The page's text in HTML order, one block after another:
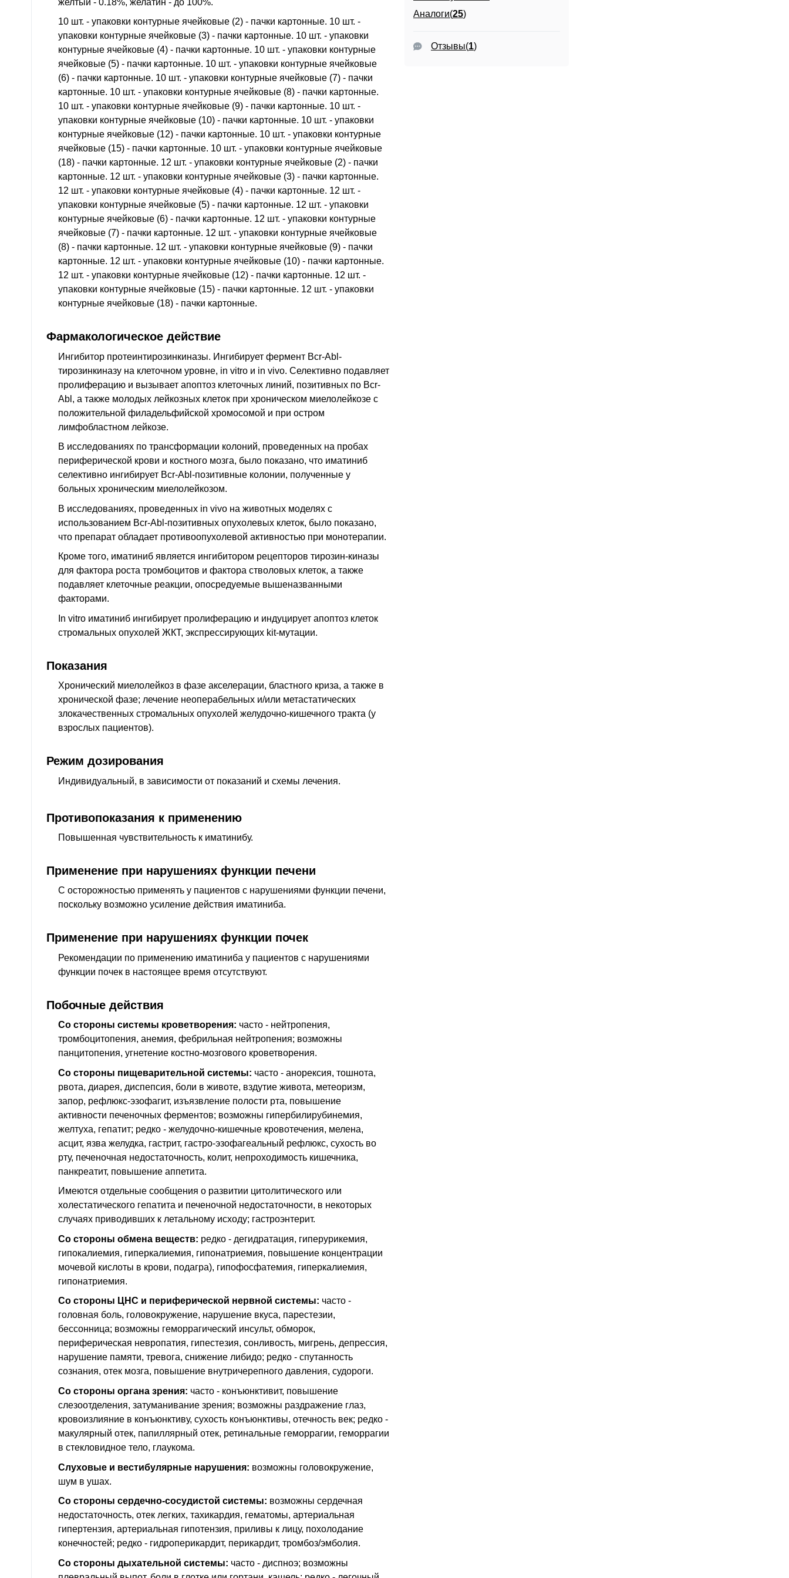
10 шт. - упаковки контурные ячейковые (2) - пачки картонные. 10 шт. -
упаковки контурные ячейковые (3) - пачки картонные. 10 шт. - упаковки
контурные ячейковые (4) - пачки картонные. 10 шт. - упаковки контурные
ячейковые (5) - пачки картонные. 10 шт. - упаковки контурные ячейковые
(6) - пачки картонные. 10 шт. - упаковки контурные ячейковые (7) - пачки
картонные. 10 шт. - упаковки контурные ячейковые (8) - пачки картонные.
10 шт. - упаковки контурные ячейковые (9) - пачки картонные. 10 шт. -
упаковки контурные ячейковые (10) - пачки картонные. 10 шт. - упаковки
контурные ячейковые (12) - пачки картонные. 10 шт. - упаковки контурные
ячейковые (15) - пачки картонные. 10 шт. - упаковки контурные ячейковые
(18) - пачки картонные. 12 шт. - упаковки контурные ячейковые (2) - пачки
картонные. 12 шт. - упаковки контурные ячейковые (3) - пачки картонные.
12 шт. - упаковки контурные ячейковые (4) - пачки картонные. 12 шт. -
упаковки контурные ячейковые (5) - пачки картонные. 12 шт. - упаковки
контурные ячейковые (6) - пачки картонные. 12 шт. - упаковки контурные
ячейковые (7) - пачки картонные. 12 шт. - упаковки контурные ячейковые
(8) - пачки картонные. 12 шт. - упаковки контурные ячейковые (9) - пачки
картонные. 12 шт. - упаковки контурные ячейковые (10) - пачки картонные.
12 шт. - упаковки контурные ячейковые (12) - пачки картонные. 12 шт. -
упаковки контурные ячейковые (15) - пачки картонные. 12 шт. - упаковки
контурные ячейковые (18) - пачки картонные.
Фармакологическое действие
Ингибитор протеинтирозинкиназы. Ингибирует фермент Bcr-Abl-
тирозинкиназу на клеточном уровне, in vitro и in vivo. Селективно подавляет
пролиферацию и вызывает апоптоз клеточных линий, позитивных по Bcr-
Abl, а также молодых лейкозных клеток при хроническом миелолейкозе с
положительной филадельфийской хромосомой и при остром
лимфобластном лейкозе.
В исследованиях по трансформации колоний, проведенных на пробах
периферической крови и костного мозга, было показано, что иматиниб
селективно ингибирует Bcr-Abl-позитивные колонии, полученные у
больных хроническим миелолейкозом.
В исследованиях, проведенных in vivo на животных моделях с
использованием Bcr-Abl-позитивных опухолевых клеток, было показано,
что препарат обладает противоопухолевой активностью при монотерапии.
Кроме того, иматиниб является ингибитором рецепторов тирозин-киназы
для фактора роста тромбоцитов и фактора стволовых клеток, а также
подавляет клеточные реакции, опосредуемые вышеназванными
факторами.
In vitro иматиниб ингибирует пролиферацию и индуцирует апоптоз клеток
стромальных опухолей ЖКТ, экспрессирующих kit-мутации.
Показания
Хронический миелолейкоз в фазе акселерации, бластного криза, а также в
хронической фазе; лечение неоперабельных и/или метастатических
злокачественных стромальных опухолей желудочно-кишечного тракта (у
взрослых пациентов).
Режим дозирования
Индивидуальный, в зависимости от показаний и схемы лечения.
Противопоказания к применению
Повышенная чувствительность к иматинибу.
Применение при нарушениях функции печени
С осторожностью применять у пациентов с нарушениями функции печени,
поскольку возможно усиление действия иматиниба.
Применение при нарушениях функции почек
Рекомендации по применению иматиниба у пациентов с нарушениями
функции почек в настоящее время отсутствуют.
Побочные действия
Со стороны системы кроветворения: часто - нейтропения,
тромбоцитопения, анемия, фебрильная нейтропения; возможны
панцитопения, угнетение костно-мозгового кроветворения.
Со стороны пищеварительной системы: часто - анорексия, тошнота,
рвота, диарея, диспепсия, боли в животе, вздутие живота, метеоризм,
запор, рефлюкс-эзофагит, изъязвление полости рта, повышение
активности печеночных ферментов; возможны гипербилирубинемия,
желтуха, гепатит; редко - желудочно-кишечные кровотечения, мелена,
асцит, язва желудка, гастрит, гастро-эзофагеальный рефлюкс, сухость во
рту, печеночная недостаточность, колит, непроходимость кишечника,
панкреатит, повышение аппетита.
Имеются отдельные сообщения о развитии цитолитического или
холестатического гепатита и печеночной недостаточности, в некоторых
случаях приводивших к летальному исходу; гастроэнтерит.
Со стороны обмена веществ: редко - дегидратация, гиперурикемия,
гипокалиемия, гиперкалиемия, гипонатриемия, повышение концентрации
мочевой кислоты в крови, подагра), гипофосфатемия, гиперкалиемия,
гипонатриемия.
Со стороны ЦНС и периферической нервной системы: часто -
головная боль, головокружение, нарушение вкуса, парестезии,
бессонница; возможны геморрагический инсульт, обморок,
периферическая невропатия, гипестезия, сонливость, мигрень, депрессия,
нарушение памяти, тревога, снижение либидо; редко - спутанность
сознания, отек мозга, повышение внутричерепного давления, судороги.
Со стороны органа зрения: часто - конъюнктивит, повышение
слезоотделения, затуманивание зрения; возможны раздражение глаз,
кровоизлияние в конъюнктиву, сухость конъюнктивы, отечность век; редко -
макулярный отек, папиллярный отек, ретинальные геморрагии, геморрагии
в стекловидное тело, глаукома.
Слуховые и вестибулярные нарушения: возможны головокружение,
шум в ушах.
Со стороны сердечно-сосудистой системы: возможны сердечная
недостаточность, отек легких, тахикардия, гематомы, артериальная
гипертензия, артериальная гипотензия, приливы к лицу, похолодание
конечностей; редко - гидроперикардит, перикардит, тромбоз/эмболия.
Со стороны дыхательной системы: часто - диспноэ; возможны
Аналоги(25)
Отзывы(1)